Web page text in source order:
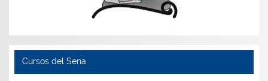
Cursos del Sena